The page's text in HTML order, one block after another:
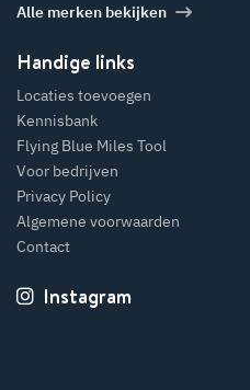
Alle merken bekijken
Handige links
Locaties toevoegen
Kennisbank
Flying Blue Miles Tool
Voor bedrijven
Privacy Policy
Algemene voorwaarden
Contact
Instagram